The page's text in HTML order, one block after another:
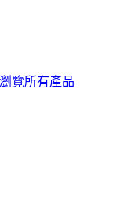
瀏覽所有產品